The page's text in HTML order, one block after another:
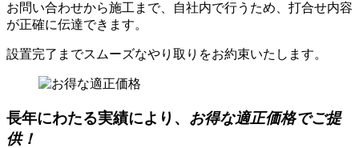
お問い合わせから施工まで、自社内で行うため、打合せ内容
が正確に伝達できます。
設置完了までスムーズなやり取りをお約束いたします。
長年にわたる実績により、 お得な適正価格でご提
供！